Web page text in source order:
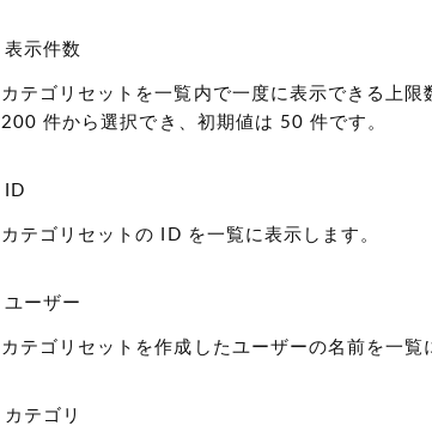
表示件数
カテゴリセットを一覧内で一度に表示できる上
200 件から選択でき、初期値は 50 件です。
ID
カテゴリセットの ID を一覧に表示します。
ユーザー
カテゴリセットを作成したユーザーの名前を一覧
カテゴリ